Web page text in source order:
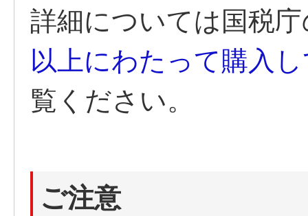
詳細については国税
以上にわたって購入
覧ください。
ご注意